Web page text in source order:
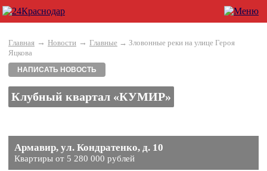
Главная → Новости → Главные → Зловонные реки на улице Героя
Яцкова
НАПИСАТЬ НОВОСТЬ
Клубный квартал «КУМИР»
Армавир, ул. Кондратенко, д. 10
Квартиры от 5 280 000 рублей